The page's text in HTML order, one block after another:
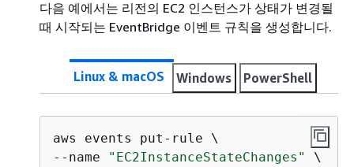
다음 예에서는 리전의 EC2 인스턴스가 상태가 변경될
때 시작되는 EventBridge 이벤트 규칙을 생성합니다.
Linux & macOS Windows PowerShell
aws events put-rule \
--name
"EC2InstanceStateChanges"
\